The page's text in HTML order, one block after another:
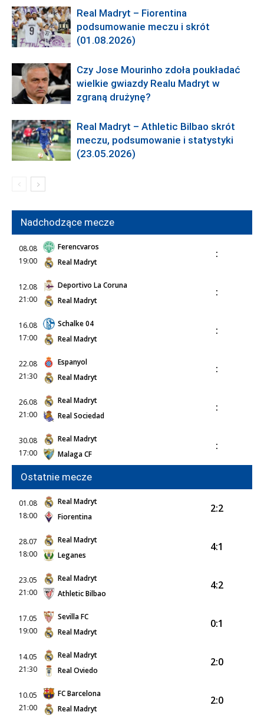
Real Madryt – Fiorentina
podsumowanie meczu i skrót
(01.08.2026)
Czy Jose Mourinho zdoła poukładać
wielkie gwiazdy Realu Madryt w
zgraną drużynę?
Real Madryt – Athletic Bilbao skrót
meczu, podsumowanie i statystyki
(23.05.2026)
Nadchodzące mecze
08.08
19:00
Ferencvaros
Real Madryt
:
12.08
21:00
Deportivo La Coruna
Real Madryt
:
16.08
17:00
Schalke 04
Real Madryt
:
22.08
21:30
Espanyol
Real Madryt
:
26.08
21:00
Real Madryt
Real Sociedad
:
30.08
17:00
Real Madryt
Malaga CF
:
Ostatnie mecze
01.08
18:00
Real Madryt
Fiorentina
2:2
28.07
18:00
Real Madryt
Leganes
4:1
23.05
21:00
Real Madryt
Athletic Bilbao
4:2
17.05
19:00
Sevilla FC
Real Madryt
0:1
14.05
21:30
Real Madryt
Real Oviedo
2:0
10.05
21:00
FC Barcelona
Real Madryt
2:0